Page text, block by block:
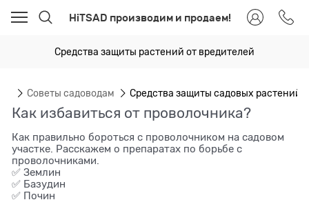
HiTSAD производим и продаем!
Средства защиты растений от вредителей
Советы садоводам Средства защиты садовых растений
Как избавиться от проволочника?
Как правильно бороться с проволочником на садовом
участке. Расскажем о препаратах по борьбе с
проволочниками.
✅ Землин
✅ Базудин
✅ Почин